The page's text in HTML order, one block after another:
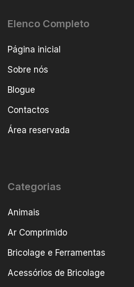
Elenco Completo
Página inicial
Sobre nós
Blogue
Contactos
Área reservada
Categorias
Animais
Ar Comprimido
Bricolage e Ferramentas
Acessórios de Bricolage